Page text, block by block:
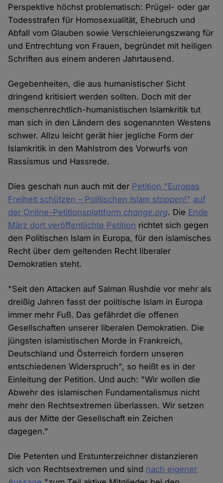
Perspektive höchst problematisch: Prügel- oder gar
Todesstrafen für Homosexualität, Ehebruch und
Abfall vom Glauben sowie Verschleierungszwang für
und Entrechtung von Frauen, begründet mit heiligen
Schriften aus einem anderen Jahrtausend.
Gegebenheiten, die aus humanistischer Sicht
dringend kritisiert werden sollten. Doch mit der
menschenrechtlich-humanistischen Islamkritik tut
man sich in den Ländern des sogenannten Westens
schwer. Allzu leicht gerät hier jegliche Form der
Islamkritik in den Mahlstrom des Vorwurfs von
Rassismus und Hassrede.
Dies geschah nun auch mit der Petition "Europas
Freiheit schützen – Politischen Islam stoppen!" auf
der Online-Petitionsplattform change.org. Die Ende
März dort veröffentlichte Petition richtet sich gegen
den Politischen Islam in Europa, für den islamisches
Recht über dem geltenden Recht liberaler
Demokratien steht.
"Seit den Attacken auf Salman Rushdie vor mehr als
dreißig Jahren fasst der politische Islam in Europa
immer mehr Fuß. Das gefährdet die offenen
Gesellschaften unserer liberalen Demokratien. Die
jüngsten islamistischen Morde in Frankreich,
Deutschland und Österreich fordern unseren
entschiedenen Widerspruch", so heißt es in der
Einleitung der Petition. Und auch: "Wir wollen die
Abwehr des islamischen Fundamentalismus nicht
mehr den Rechtsextremen überlassen. Wir setzen
aus der Mitte der Gesellschaft ein Zeichen
dagegen."
Die Petenten und Erstunterzeichner distanzieren
sich von Rechtsextremen und sind nach eigener